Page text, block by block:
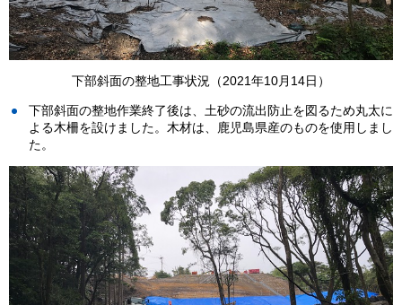
下部斜面の整地工事状況（2021年10月14日）
下部斜面の整地作業終了後は、土砂の流出防止を図るため丸太に
よる木柵を設けました。木材は、鹿児島県産のものを使用しまし
た。